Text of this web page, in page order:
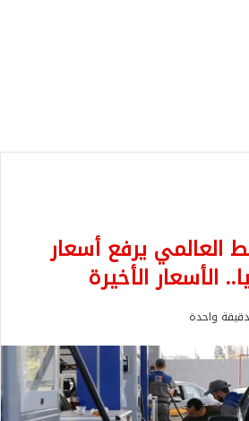
العالمي يرفع أسعار
الأسعار الأخيرة
دقيقة واحدة